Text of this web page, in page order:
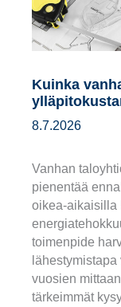
Kuinka
8.7.2026
Vanhan
pienentää
oikea-aikaisilla
toimenpide
vuosien
tärkeimmät